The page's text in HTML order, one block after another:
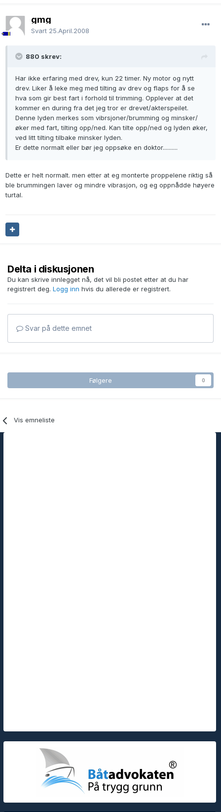
gmg
Svart 25.April.2008
880 skrev:
Har ikke erfaring med drev, kun 22 timer. Ny motor og nytt
drev. Liker å leke meg med tilting av drev og flaps for å se
hva som gir best fart i forhold til trimming. Opplever at det
kommer en during fra det jeg tror er drevet/akterspeilet.
Denne lyden merkes som vibrsjoner/brumming og minsker/
øker med fart, tilting opp/ned. Kan tilte opp/ned og lyden øker,
ved litt tilting tilbake minsker lyden.
Er dette normalt eller bør jeg oppsøke en doktor..........
Dette er helt normalt. men etter at eg monterte proppelene riktig så
ble brummingen laver og mindre vibrasjon, og eg oppnådde høyere
turtal.
Delta i diskusjonen
Du kan skrive innlegget nå, det vil bli postet etter at du har
registrert deg. Logg inn hvis du allerede er registrert.
Svar på dette emnet
Følgere 0
Vis emneliste